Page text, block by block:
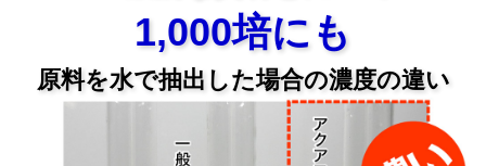
1,000培にも
原料を水で抽出した場合の濃度の違い